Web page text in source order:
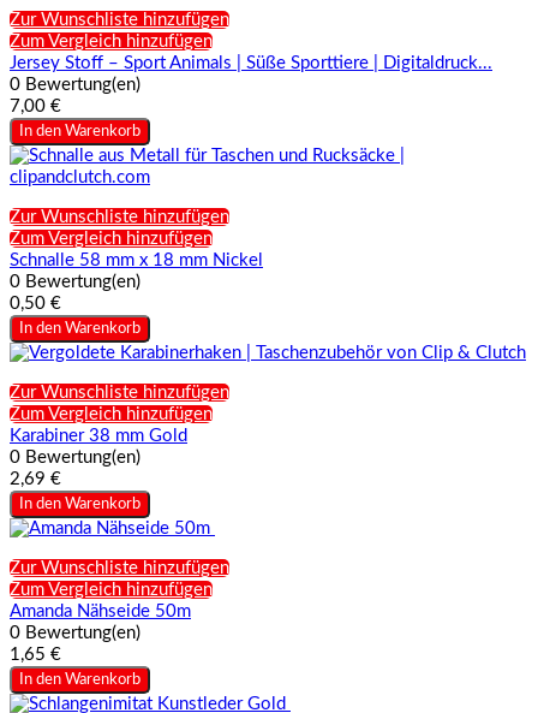
Zur Wunschliste hinzufügen
Zum Vergleich hinzufügen
Jersey Stoff – Sport Animals | Süße Sporttiere | Digitaldruck...
0 Bewertung(en)
7,00 €
In den Warenkorb
Zur Wunschliste hinzufügen
Zum Vergleich hinzufügen
Schnalle 58 mm x 18 mm Nickel
0 Bewertung(en)
0,50 €
In den Warenkorb
Zur Wunschliste hinzufügen
Zum Vergleich hinzufügen
Karabiner 38 mm Gold
0 Bewertung(en)
2,69 €
In den Warenkorb
Zur Wunschliste hinzufügen
Zum Vergleich hinzufügen
Amanda Nähseide 50m
0 Bewertung(en)
1,65 €
In den Warenkorb